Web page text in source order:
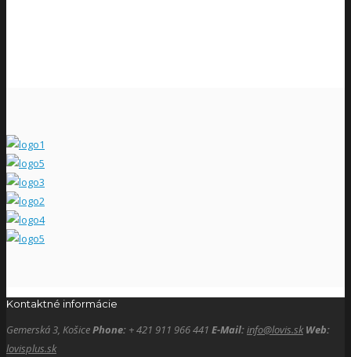
Kontaktné informácie
Gemerská 3, KošicePhone: + 421 911 966 441 E-Mail:info@lovis.sk Web:
lovisplus.sk